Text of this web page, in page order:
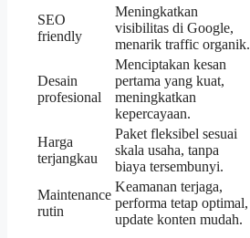
SEO
friendly
Meningkatkan
visibilitas di Google,
menarik traffic organik.
Desain
profesional
Menciptakan kesan
pertama yang kuat,
meningkatkan
kepercayaan.
Harga
terjangkau
Paket fleksibel sesuai
skala usaha, tanpa
biaya tersembunyi.
Maintenance
rutin
Keamanan terjaga,
performa tetap optimal,
update konten mudah.